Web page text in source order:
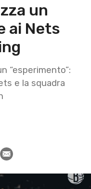
un
ai Nets
“esperimento”:
e la squadra